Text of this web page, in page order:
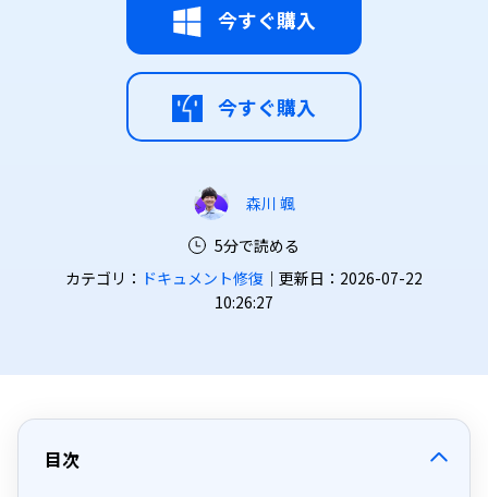
今すぐ購入
今すぐ購入
森川 颯
5分で読める
カテゴリ： ドキュメント修復 ｜更新日：2026-07-22
10:26:27
目次